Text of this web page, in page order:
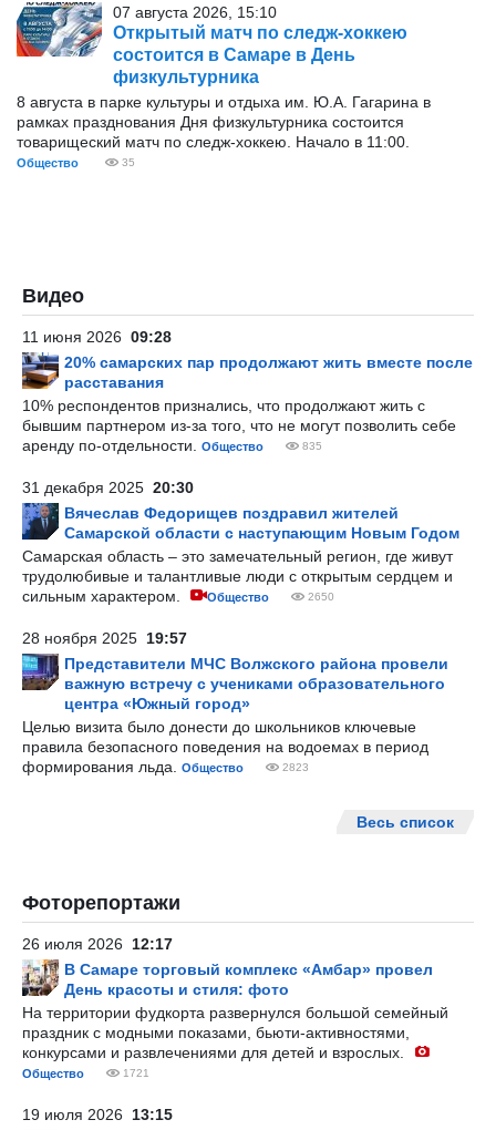
07 августа 2026, 15:10
Открытый матч по следж-хоккею
состоится в Самаре в День
физкультурника
8 августа в парке культуры и отдыха им. Ю.А. Гагарина в
рамках празднования Дня физкультурника состоится
товарищеский матч по следж-хоккею. Начало в 11:00.
Общество 35
Видео
11 июня 2026 09:28
20% самарских пар продолжают жить вместе после
расставания
10% респондентов признались, что продолжают жить с
бывшим партнером из-за того, что не могут позволить себе
аренду по-отдельности.
Общество 835
31 декабря 2025 20:30
Вячеслав Федорищев поздравил жителей
Самарской области с наступающим Новым Годом
Самарская область – это замечательный регион, где живут
трудолюбивые и талантливые люди с открытым сердцем и
сильным характером.
Общество 2650
28 ноября 2025 19:57
Представители МЧС Волжского района провели
важную встречу с учениками образовательного
центра «Южный город»
Целью визита было донести до школьников ключевые
правила безопасного поведения на водоемах в период
формирования льда.
Общество 2823
Весь список
Фоторепортажи
26 июля 2026 12:17
В Самаре торговый комплекс «Амбар» провел
День красоты и стиля: фото
На территории фудкорта развернулся большой семейный
праздник с модными показами, бьюти-активностями,
конкурсами и развлечениями для детей и взрослых.
Общество 1721
19 июля 2026 13:15